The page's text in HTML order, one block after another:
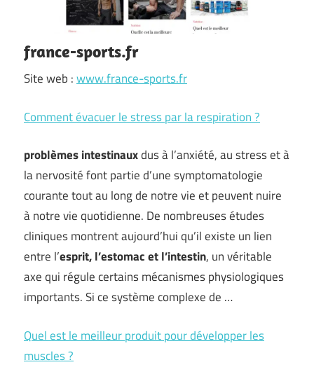
france-sports.fr
Site web :www.france-sports.fr
Comment évacuer le stress par la respiration ?
problèmes intestinauxdus à l’anxiété, au stress et à
la nervosité font partie d’une symptomatologie
courante tout au long de notre vie et peuvent nuire
à notre vie quotidienne. De nombreuses études
cliniques montrent aujourd’hui qu’il existe un lien
entre l’esprit, l’estomac et l’intestin, un véritable
axe qui régule certains mécanismes physiologiques
importants. Si ce système complexe de …
Quel est le meilleur produit pour développer les
muscles ?